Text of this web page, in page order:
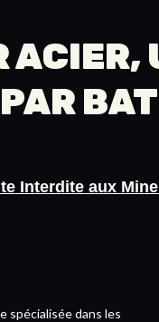
ACIER,
PAR
Interdite aux
spécialisée dans les